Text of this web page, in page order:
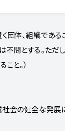
体、組織である
不問とする。ただ
と。）
会の健全な発展